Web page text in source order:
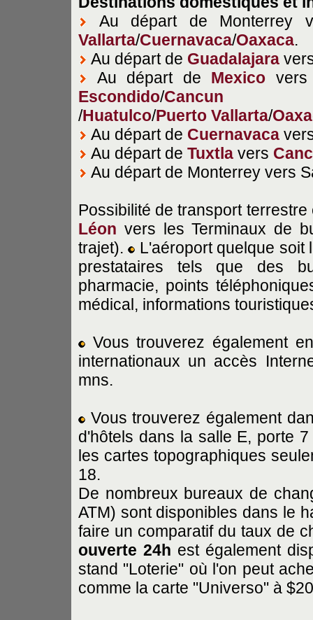
Au départ de Monterrey
Vallarta/Cuernavaca/Oaxaca.
Au départ de Guadalajara
Au départ de Mexico
Escondido/Cancun
/Huatulco/Puerto Vallarta/
Au départ de Cuernavaca
Au départ de Tuxtla vers
Au départ de Monterrey vers
Possibilité de transport
Léon vers les Terminaux de
trajet).
L'aéroport quelque soit
prestataires tels que des
pharmacie, points
médical, informations
Vous trouverez également
internationaux un accès
mns.
Vous trouverez également
d'hôtels dans la salle E, porte
les cartes topographiques
18.
De nombreux bureaux de
ATM) sont disponibles dans le
faire un comparatif du taux de
ouverte 24h est également
stand "Loterie" où l'on peut
comme la carte "Universo" à